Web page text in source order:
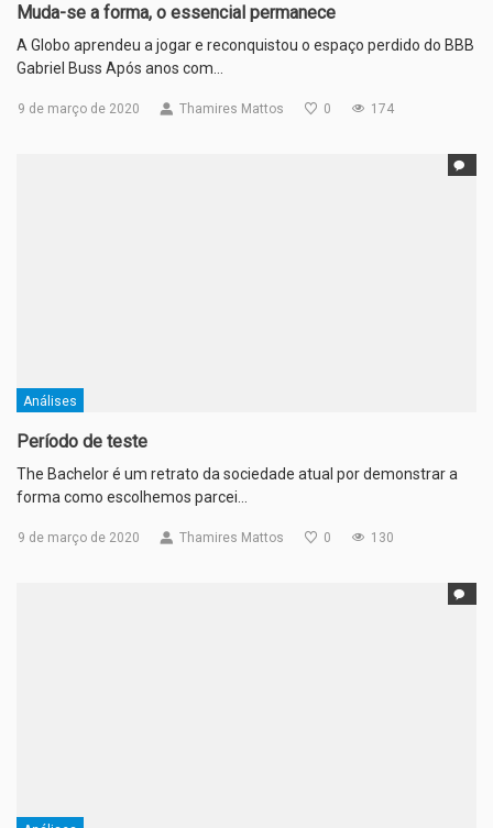
Muda-se a forma, o essencial permanece
A Globo aprendeu a jogar e reconquistou o espaço perdido do BBB
Gabriel Buss Após anos com…
9 de março de 2020 Thamires Mattos 0 174
Análises
Período de teste
The Bachelor é um retrato da sociedade atual por demonstrar a
forma como escolhemos parcei…
9 de março de 2020 Thamires Mattos 0 130